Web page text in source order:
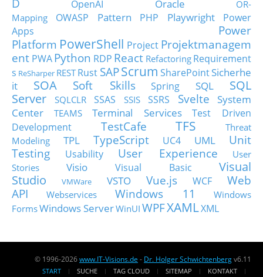
D
OpenAI Oracle
OR-
Mapping
OWASP Pattern PHP Playwright
Power
Apps
Power
Platform PowerShell Project Projektmanagem
ent PWA Python RDP React Refactoring Requirement
s ReSharper RESTRust SAPScrum SharePointSicherhe
it
SOA Soft Skills Spring SQL
SQL
Server
SQLCLR SSAS SSIS SSRS Svelte
System
Center
TEAMS Terminal Services
Test Driven
Development
TestCafe TFS
Threat
Modeling
TPL TypeScript UC4 UML
Unit
Testing
Usability User Experience
User
Stories
Visio Visual Basic
Visual
Studio
VMWare VSTO Vue.js WCF
Web
API
Webservices Windows 11
Windows
FormsWindows ServerWinUI WPFXAMLXML
© 1996-2026www.IT-Visions.de - Dr. Holger Schwichtenbergv6.11
START SUCHE TAG CLOUD SITEMAP
KONTAKT